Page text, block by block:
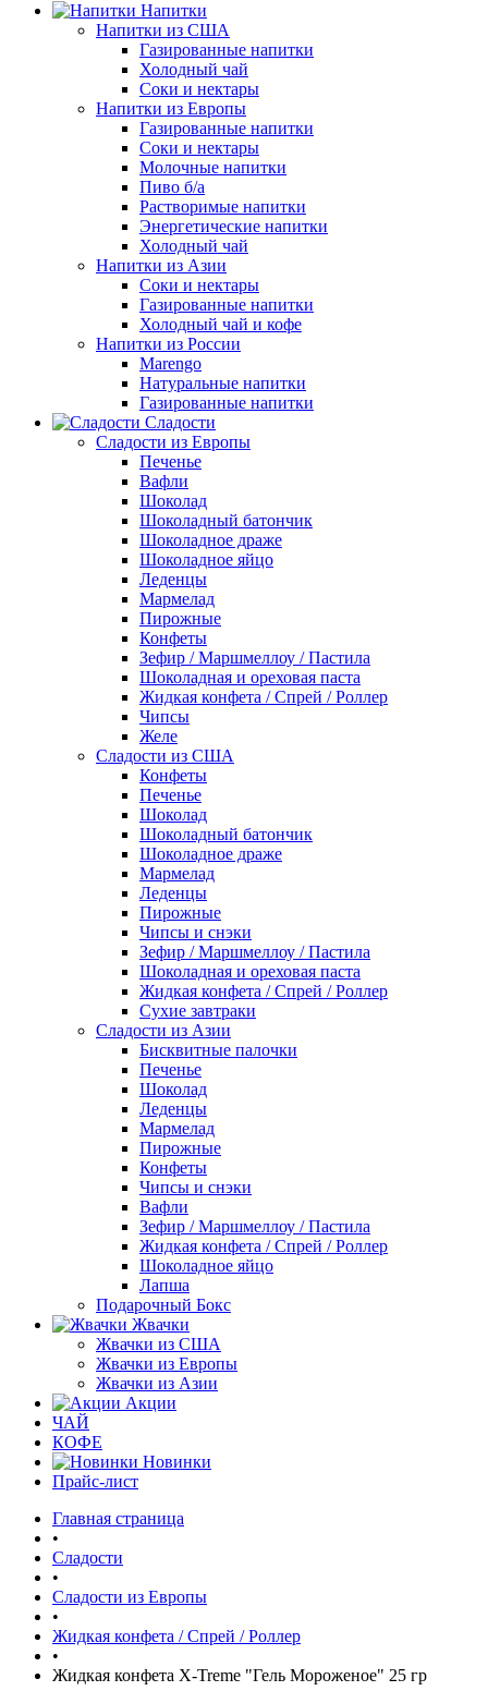
Напитки
Напитки из США
Газированные напитки
Холодный чай
Соки и нектары
Напитки из Европы
Газированные напитки
Соки и нектары
Молочные напитки
Пиво б/а
Растворимые напитки
Энергетические напитки
Холодный чай
Напитки из Азии
Соки и нектары
Газированные напитки
Холодный чай и кофе
Напитки из России
Marengo
Натуральные напитки
Газированные напитки
Сладости
Сладости из Европы
Печенье
Вафли
Шоколад
Шоколадный батончик
Шоколадное драже
Шоколадное яйцо
Леденцы
Мармелад
Пирожные
Конфеты
Зефир / Маршмеллоу / Пастила
Шоколадная и ореховая паста
Жидкая конфета / Спрей / Роллер
Чипсы
Желе
Сладости из США
Конфеты
Печенье
Шоколад
Шоколадный батончик
Шоколадное драже
Мармелад
Леденцы
Пирожные
Чипсы и снэки
Зефир / Маршмеллоу / Пастила
Шоколадная и ореховая паста
Жидкая конфета / Спрей / Роллер
Сухие завтраки
Сладости из Азии
Бисквитные палочки
Печенье
Шоколад
Леденцы
Мармелад
Пирожные
Конфеты
Чипсы и снэки
Вафли
Зефир / Маршмеллоу / Пастила
Жидкая конфета / Спрей / Роллер
Шоколадное яйцо
Лапша
Подарочный Бокс
Жвачки
Жвачки из США
Жвачки из Европы
Жвачки из Азии
Акции
ЧАЙ
КОФЕ
Новинки
Прайс-лист
Главная страница
•
Сладости
•
Сладости из Европы
•
Жидкая конфета / Спрей / Роллер
•
Жидкая конфета X-Treme "Гель Мороженое" 25 гр